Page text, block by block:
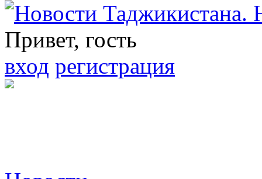
Привет, гость
вход регистрация